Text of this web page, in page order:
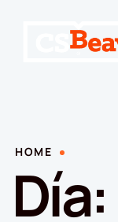
HOME
Día: